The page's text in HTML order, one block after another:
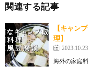
関連する記事
【キャン
理】
2023.10.23
海外の家庭